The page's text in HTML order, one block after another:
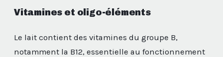
Vitamines et oligo-éléments
Le lait contient des vitamines du groupe B,
notamment la B12, essentielle au fonctionnement